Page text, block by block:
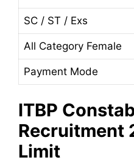
SC / ST / Exs
All Category Female
Payment Mode
ITBP
Recruitment
Limit